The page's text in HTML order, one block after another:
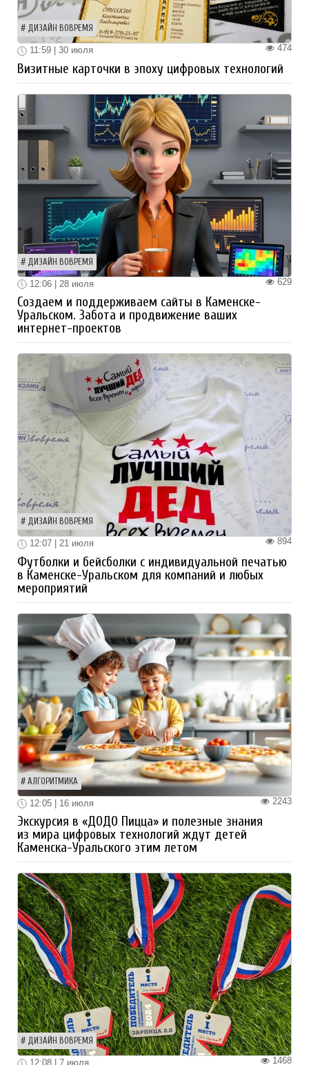
ДИЗАЙН ВОВРЕМЯ
474
11:59 | 30 июля
Визитные карточки в эпоху цифровых технологий
ДИЗАЙН ВОВРЕМЯ
629
12:06 | 28 июля
Создаем и поддерживаем сайты в Каменске-
Уральском. Забота и продвижение ваших
интернет-проектов
ДИЗАЙН ВОВРЕМЯ
894
12:07 | 21 июля
Футболки и бейсболки с индивидуальной печатью
в Каменске-Уральском для компаний и любых
мероприятий
АЛГОРИТМИКА
2243
12:05 | 16 июля
Экскурсия в «ДОДО Пицца» и полезные знания
из мира цифровых технологий ждут детей
Каменска-Уральского этим летом
ДИЗАЙН ВОВРЕМЯ
1468
12:08 | 7 июля